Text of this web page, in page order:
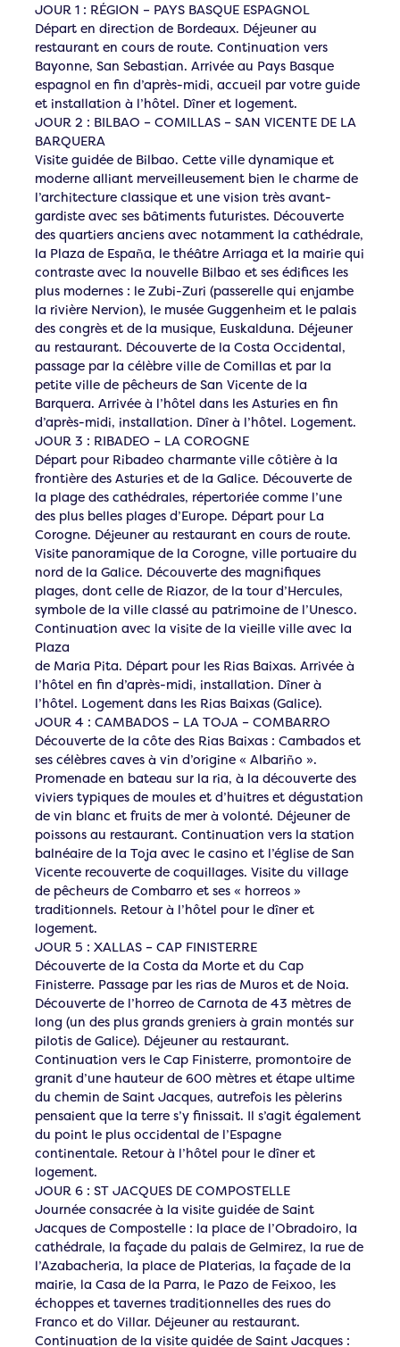
JOUR 1 : RÉGION – PAYS BASQUE ESPAGNOL
Départ en direction de Bordeaux. Déjeuner au
restaurant en cours de route. Continuation vers
Bayonne, San Sebastian. Arrivée au Pays Basque
espagnol en fin d’après-midi, accueil par votre guide
et installation à l’hôtel. Dîner et logement.
JOUR 2 : BILBAO – COMILLAS – SAN VICENTE DE LA
BARQUERA
Visite guidée de Bilbao. Cette ville dynamique et
moderne alliant merveilleusement bien le charme de
l’architecture classique et une vision très avant-
gardiste avec ses bâtiments futuristes. Découverte
des quartiers anciens avec notamment la cathédrale,
la Plaza de España, le théâtre Arriaga et la mairie qui
contraste avec la nouvelle Bilbao et ses édifices les
plus modernes : le Zubi-Zuri (passerelle qui enjambe
la rivière Nervion), le musée Guggenheim et le palais
des congrès et de la musique, Euskalduna. Déjeuner
au restaurant. Découverte de la Costa Occidental,
passage par la célèbre ville de Comillas et par la
petite ville de pêcheurs de San Vicente de la
Barquera. Arrivée à l’hôtel dans les Asturies en fin
d’après-midi, installation. Dîner à l’hôtel. Logement.
JOUR 3 : RIBADEO – LA COROGNE
Départ pour Ribadeo charmante ville côtière à la
frontière des Asturies et de la Galice. Découverte de
la plage des cathédrales, répertoriée comme l’une
des plus belles plages d’Europe. Départ pour La
Corogne. Déjeuner au restaurant en cours de route.
Visite panoramique de la Corogne, ville portuaire du
nord de la Galice. Découverte des magnifiques
plages, dont celle de Riazor, de la tour d’Hercules,
symbole de la ville classé au patrimoine de l’Unesco.
Continuation avec la visite de la vieille ville avec la
Plaza
de Maria Pita. Départ pour les Rias Baixas. Arrivée à
l’hôtel en fin d’après-midi, installation. Dîner à
l’hôtel. Logement dans les Rias Baixas (Galice).
JOUR 4 : CAMBADOS – LA TOJA – COMBARRO
Découverte de la côte des Rias Baixas : Cambados et
ses célèbres caves à vin d’origine « Albariño ».
Promenade en bateau sur la ria, à la découverte des
viviers typiques de moules et d’huitres et dégustation
de vin blanc et fruits de mer à volonté. Déjeuner de
poissons au restaurant. Continuation vers la station
balnéaire de la Toja avec le casino et l’église de San
Vicente recouverte de coquillages. Visite du village
de pêcheurs de Combarro et ses « horreos »
traditionnels. Retour à l’hôtel pour le dîner et
logement.
JOUR 5 : XALLAS – CAP FINISTERRE
Découverte de la Costa da Morte et du Cap
Finisterre. Passage par les rias de Muros et de Noia.
Découverte de l’horreo de Carnota de 43 mètres de
long (un des plus grands greniers à grain montés sur
pilotis de Galice). Déjeuner au restaurant.
Continuation vers le Cap Finisterre, promontoire de
granit d’une hauteur de 600 mètres et étape ultime
du chemin de Saint Jacques, autrefois les pèlerins
pensaient que la terre s’y finissait. Il s’agit également
du point le plus occidental de l’Espagne
continentale. Retour à l’hôtel pour le dîner et
logement.
JOUR 6 : ST JACQUES DE COMPOSTELLE
Journée consacrée à la visite guidée de Saint
Jacques de Compostelle : la place de l’Obradoiro, la
cathédrale, la façade du palais de Gelmirez, la rue de
l’Azabacheria, la place de Platerias, la façade de la
mairie, la Casa de la Parra, le Pazo de Feixoo, les
échoppes et tavernes traditionnelles des rues do
Franco et do Villar. Déjeuner au restaurant.
Continuation de la visite guidée de Saint Jacques :